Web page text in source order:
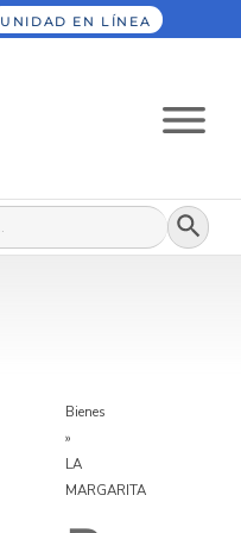
UNIDAD EN LÍNEA
Botón
Bienes
»
LA
MARGARITA